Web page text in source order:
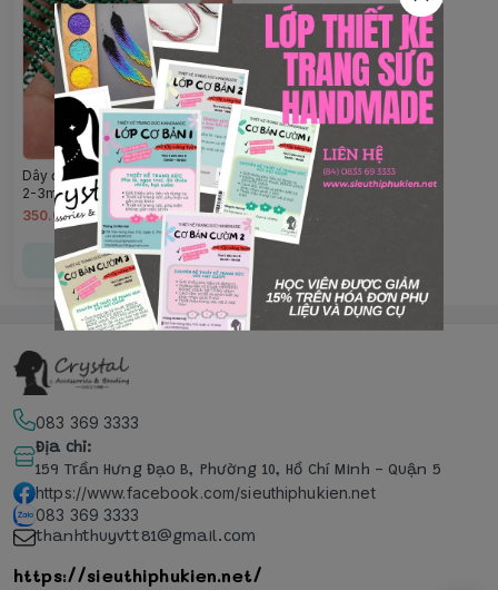
Dây đá lông công cắt giác size
2-3mm ST 40cm
350.000đ
Chọn mua
083 369 3333
Địa chỉ:
159 Trần Hưng Đạo B, Phường 10, Hồ Chí Minh - Quận 5
https://www.facebook.com/sieuthiphukien.net
083 369 3333
thanhthuyvtt81@gmail.com
https://sieuthiphukien.net/